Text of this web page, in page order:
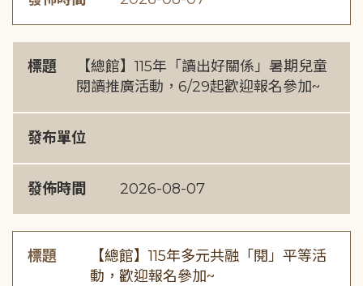
標題
【總館】115年「讀出好關係」暑期兒童
閱讀推廣活動，6/29起歡迎報名參加~
發布單位
發佈時間 2026-08-07
標題
【總館】115年多元共融「閱」平等活
動，歡迎報名參加~